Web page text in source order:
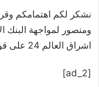
نشكر لكم اهتمامكم
ومنصور لمواجهة البنك
اشراق العالم 24 على قوقل نيوز للمزيد من الأخبار
[ad_2]